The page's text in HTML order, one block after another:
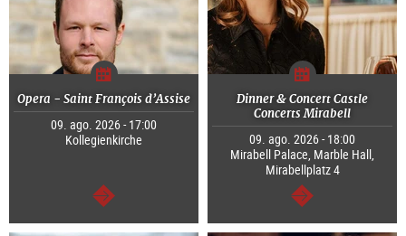
Opera - Saint François d’Assise
09. ago. 2026 - 17:00
Kollegienkirche
segue
Dinner & Concert Castle
Concerts Mirabell
09. ago. 2026 - 18:00
Mirabell Palace, Marble Hall,
Mirabellplatz 4
segue